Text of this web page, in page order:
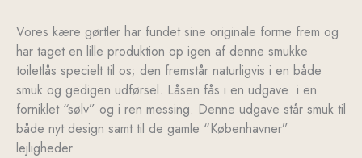
Vores kære gørtler har fundet sine originale forme frem og
har taget en lille produktion op igen af denne smukke
toiletlås specielt til os; den fremstår naturligvis i en både
smuk og gedigen udførsel. Låsen fås i en udgave i en
forniklet “sølv” og i ren messing. Denne udgave står smuk til
både nyt design samt til de gamle “Københavner”
lejligheder.